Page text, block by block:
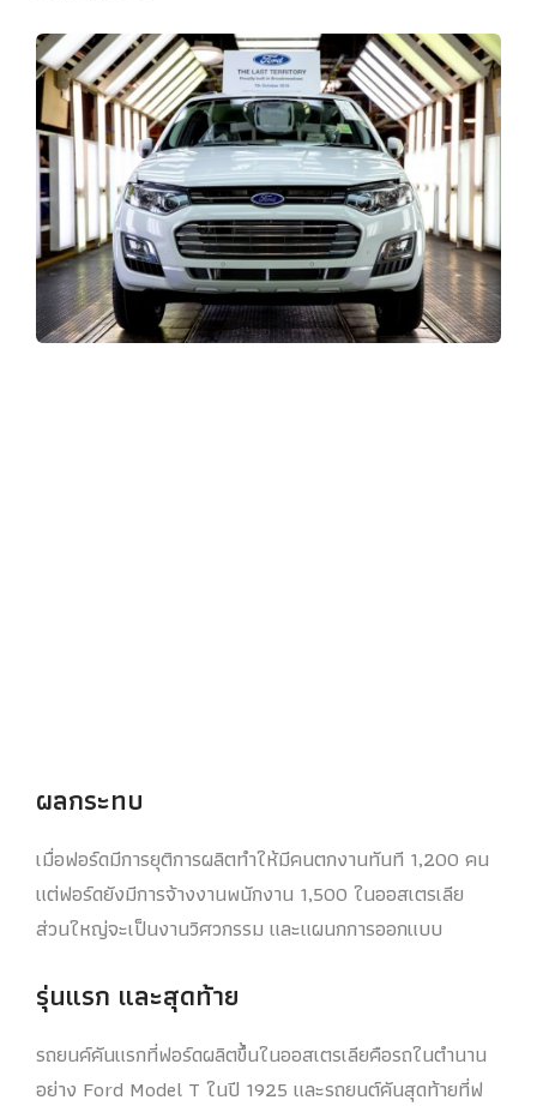
ผลกระทบ
เมื่อฟอร์ดมีการยุติการผลิตทำให้มีคนตกงานทันที 1,200 คน
แต่ฟอร์ดยังมีการจ้างงานพนักงาน 1,500 ในออสเตรเลีย
ส่วนใหญ่จะเป็นงานวิศวกรรม และแผนกการออกแบบ
รุ่นแรก และสุดท้าย
รถยนค์คันแรกที่ฟอร์ดผลิตขึ้นในออสเตรเลียคือรถในตำนาน
อย่าง Ford Model T ในปี 1925 และรถยนต์คันสุดท้ายที่ฟ